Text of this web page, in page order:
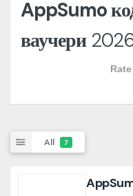
AppSumo
ваучери
All 7